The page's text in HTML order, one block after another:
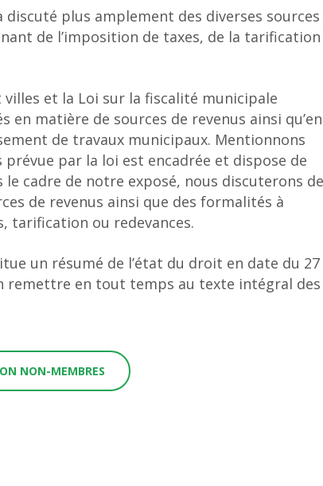
plus amplement des diverses sources
de l’imposition de taxes, de la tarification
et la Loi sur la fiscalité municipale
matière de sources de revenus ainsi qu’en
de travaux municipaux. Mentionnons
par la loi est encadrée et dispose de
cadre de notre exposé, nous discuterons
de revenus ainsi que des formalités à
tarification ou redevances.
un résumé de l’état du droit en date du 27
remettre en tout temps au texte intégral des
NON-MEMBRES